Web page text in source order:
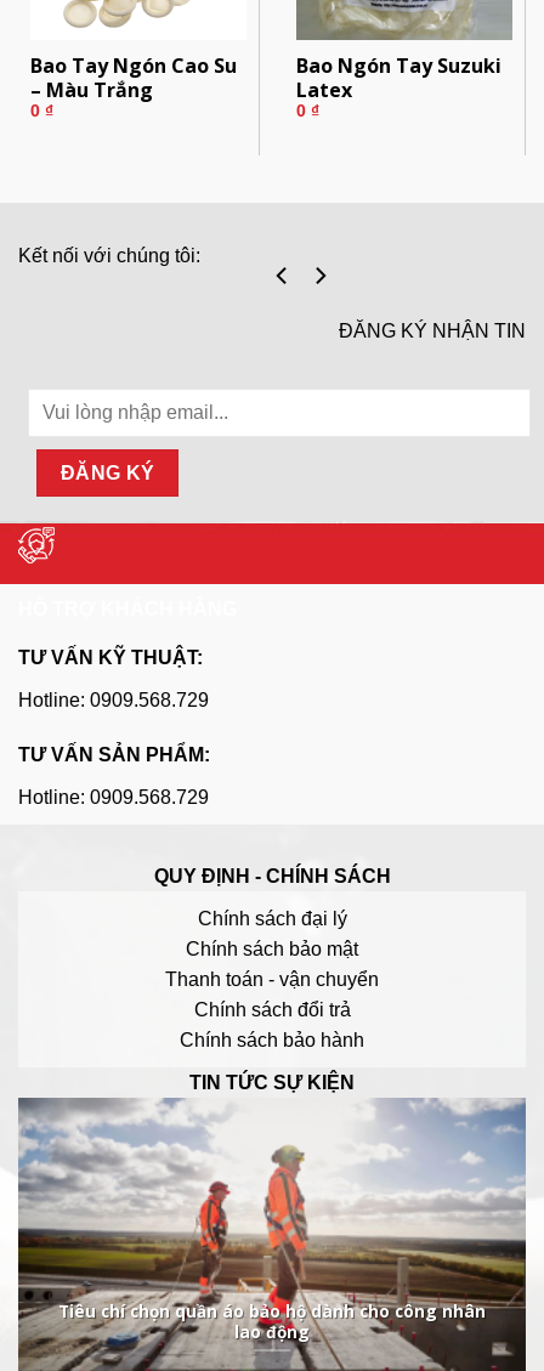
Bao Tay Ngón Cao Su
– Màu Trắng
0 ₫
Bao Ngón Tay Suzuki
Latex
0 ₫
Kết nối với chúng tôi:
ĐĂNG KÝ NHẬN TIN
TƯ VẤN KỸ THUẬT:
Hotline: 0909.568.729
TƯ VẤN SẢN PHẨM:
Hotline: 0909.568.729
QUY ĐỊNH - CHÍNH SÁCH
Chính sách đại lý
Chính sách bảo mật
Thanh toán - vận chuyển
Chính sách đổi trả
Chính sách bảo hành
TIN TỨC SỰ KIỆN
Tiêu chí chọn quần áo bảo hộ dành cho công nhân
lao động